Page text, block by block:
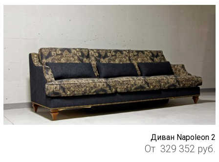
Диван Napoleon 2
От 329 352 руб.